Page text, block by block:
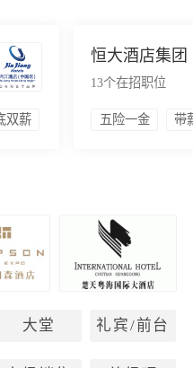
双薪
恒大酒店集团
13个在招职位
五险一金 带
大堂 礼宾/前台